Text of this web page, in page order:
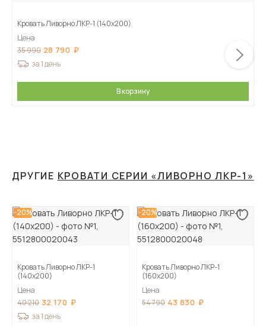
Кровать Ливорно ЛКР-1 (140х200)
Цена
35 990 28 790
за 1 день
В корзину
ДРУГИЕ КРОВАТИ СЕРИИ «ЛИВОРНО ЛКР-1»
-20%
Кровать Ливорно ЛКР-1
(140х200)
Цена
40 210 32 170
за 1 день
-20%
Кровать Ливорно ЛКР-1
(160х200)
Цена
54 790 43 830